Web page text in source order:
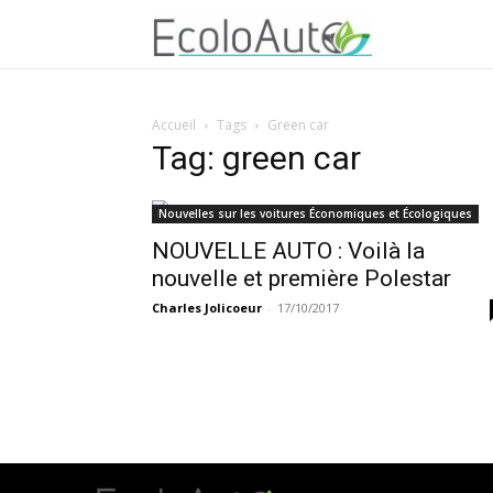
Accueil Tags Green car
Tag: green car
Nouvelles sur les voitures Économiques et Écologiques
NOUVELLE AUTO : Voilà la
nouvelle et première Polestar
Charles Jolicoeur - 17/10/2017